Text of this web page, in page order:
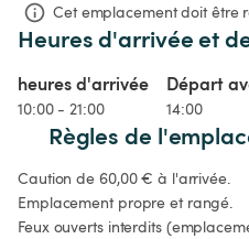
Cet emplacement doit être
Heures d'arrivée et
heures d'arrivée
10:00 - 21:00
Départ
14:00
Règles de
Caution de 60,00 € à l'arrivée.
Emplacement propre et rangé.
Feux ouverts interdits